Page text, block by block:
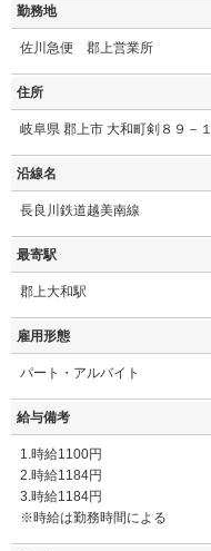
勤務地
佐川急便 郡上営業所
住所
岐阜県 郡上市 大和町剣８９－１
沿線名
長良川鉄道越美南線
最寄駅
郡上大和駅
雇用形態
パート・アルバイト
給与備考
1.時給1100円
2.時給1184円
3.時給1184円
※時給は勤務時間による